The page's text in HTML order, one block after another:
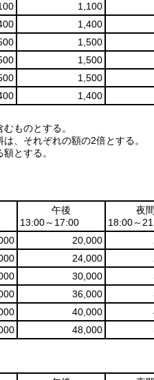
1,100
1,400
1,500
1,500
1,500
1,400
ものとする。
、それぞれの額の2倍とする。
とする。
午後
13:00～17:00
夜間
18:00～
20,000
24,000
30,000
36,000
40,000
48,000